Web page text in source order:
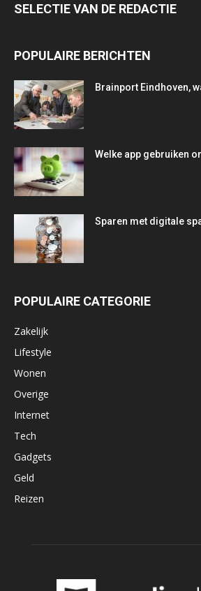
SELECTIE VAN DE REDACTIE
POPULAIRE BERICHTEN
Brainport Eindhoven,
Welke app gebruiken
Sparen met digitale
POPULAIRE CATEGORIE
Zakelijk
Lifestyle
Wonen
Overige
Internet
Tech
Gadgets
Geld
Reizen